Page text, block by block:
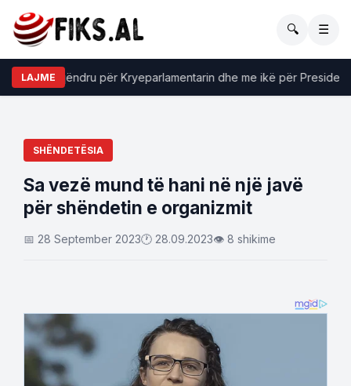
🔍 ☰
LAJME
do me qëndru për Kryeparlamentarin dhe me ikë për Presidentin”
SHËNDETËSIA
Sa vezë mund të hani në një javë
për shëndetin e organizmit
📅 28 September 2023🕐 28.09.2023👁 8 shikime